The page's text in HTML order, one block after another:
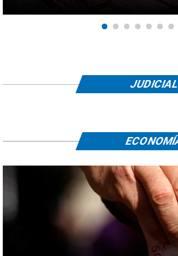
JUDICIAL